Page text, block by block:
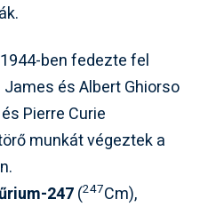
ben fedezte fel
James és Albert Ghiorso
Pierre Curie
munkát végeztek a
247(247Cm),